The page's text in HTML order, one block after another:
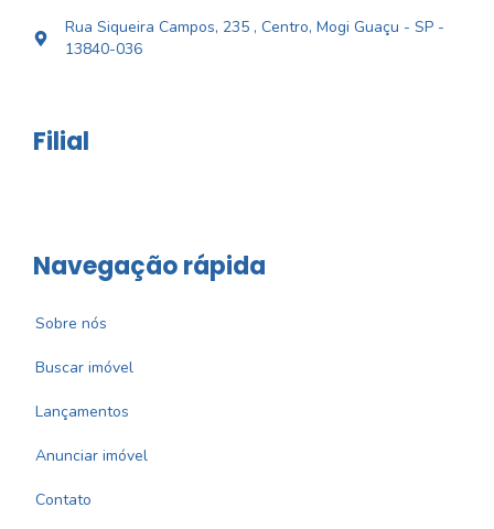
Rua Siqueira Campos, 235 , Centro, Mogi Guaçu - SP -
13840-036
Filial
Navegação rápida
Sobre nós
Buscar imóvel
Lançamentos
Anunciar imóvel
Contato